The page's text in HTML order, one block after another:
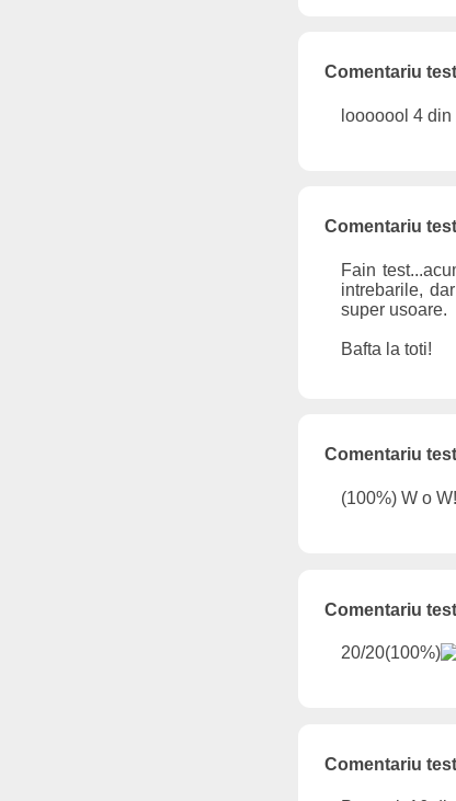
Comentariu
looooool 4
Comentariu
Fain
intrebarile,
super usoare.
Bafta la toti!
Comentariu
(100%) W o
Comentariu
20/20(100%)
Comentariu